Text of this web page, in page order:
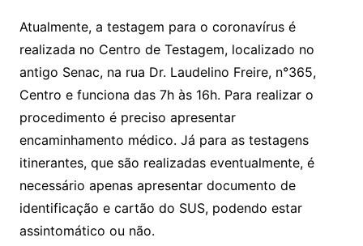
Atualmente, a testagem para o coronavírus é
realizada no Centro de Testagem, localizado no
antigo Senac, na rua Dr. Laudelino Freire, n°365,
Centro e funciona das 7h às 16h. Para realizar o
procedimento é preciso apresentar
encaminhamento médico. Já para as testagens
itinerantes, que são realizadas eventualmente, é
necessário apenas apresentar documento de
identificação e cartão do SUS, podendo estar
assintomático ou não.